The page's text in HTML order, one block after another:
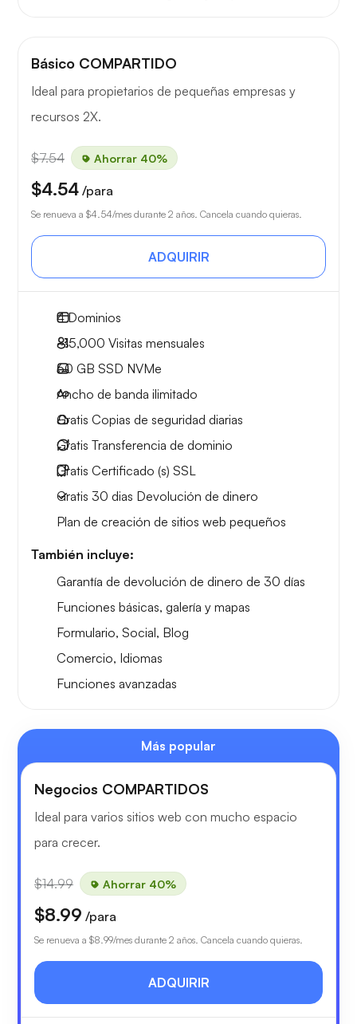
Básico COMPARTIDO
Ideal para propietarios de pequeñas empresas y
recursos 2X.
$7.54 Ahorrar 40%
$4.54 /para
Se renueva a $4.54/mes durante 2 años. Cancela cuando quieras.
ADQUIRIR
4Dominios
~15,000 Visitas mensuales
60 GB SSD NVMe
Ancho de banda ilimitado
Gratis Copias de seguridad diarias
Gratis Transferencia de dominio
Gratis Certificado (s) SSL
Gratis 30 dias Devolución de dinero
Plan de creación de sitios web pequeños
También incluye:
Garantía de devolución de dinero de 30 días
Funciones básicas, galería y mapas
Formulario, Social, Blog
Comercio, Idiomas
Funciones avanzadas
Más popular
Negocios COMPARTIDOS
Ideal para varios sitios web con mucho espacio
para crecer.
$14.99 Ahorrar 40%
$8.99 /para
Se renueva a $8.99/mes durante 2 años. Cancela cuando quieras.
ADQUIRIR